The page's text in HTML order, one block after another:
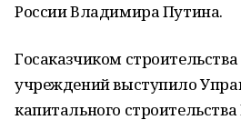
России Владимира Путина.
Госаказчиком
учреждений выступило
капитального